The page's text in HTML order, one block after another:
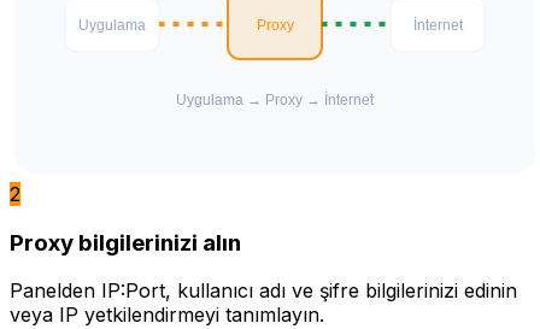
2
Proxy bilgilerinizi alın
Panelden IP:Port, kullanıcı adı ve şifre bilgilerinizi edinin
veya IP yetkilendirmeyi tanımlayın.